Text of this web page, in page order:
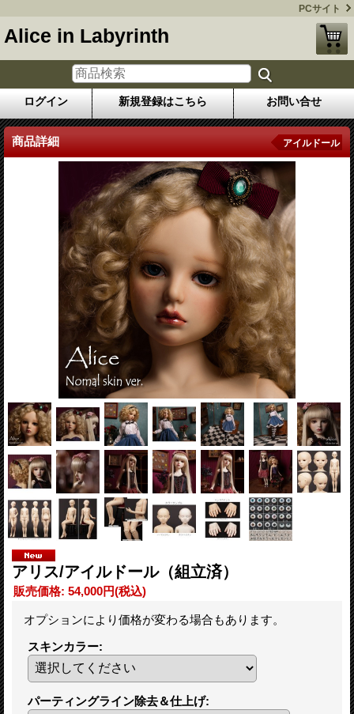
PCサイト
Alice in Labyrinth
ログイン 新規登録はこちら お問い合せ
商品詳細 アイルドール
アリス/アイルドール（組立済）
販売価格: 54,000円(税込)
オプションにより価格が変わる場合もあります。
スキンカラー:
パーティングライン除去＆仕上げ: